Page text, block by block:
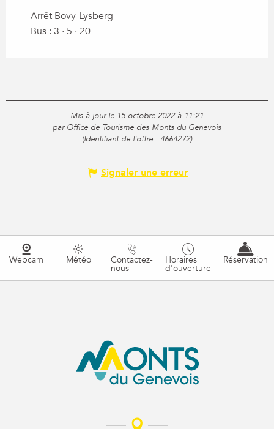
Arrêt Bovy-Lysberg
Bus : 3 · 5 · 20
Mis à jour le 15 octobre 2022 à 11:21
par Office de Tourisme des Monts du Genevois
(Identifiant de l'offre : 4664272)
Signaler une erreur
Webcam Météo Contactez-
nous
Horaires
d'ouverture
Réservation